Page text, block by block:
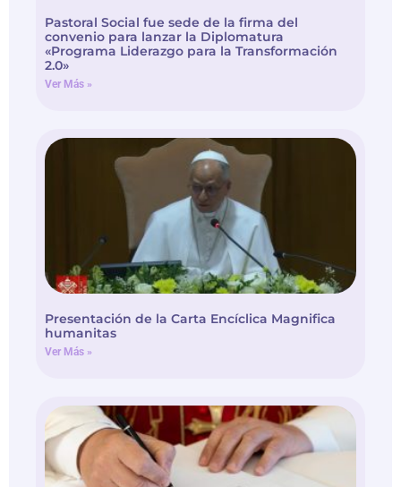
Pastoral Social fue sede de la firma del
convenio para lanzar la Diplomatura
«Programa Liderazgo para la Transformación
2.0»
Ver Más »
Presentación de la Carta Encíclica Magnifica
humanitas
Ver Más »